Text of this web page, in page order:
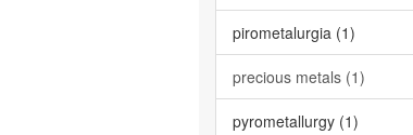
pirometalurgia (1)
precious metals (1)
pyrometallurgy (1)